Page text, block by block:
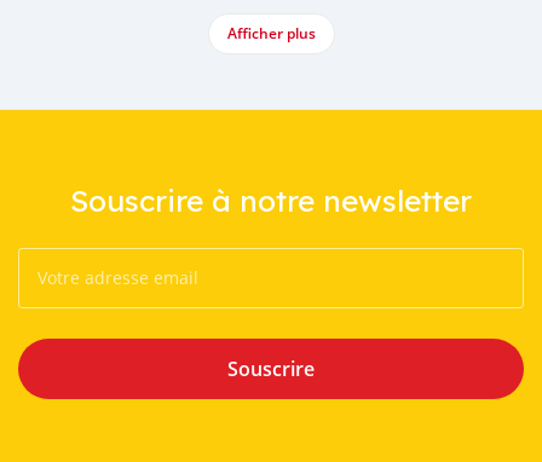
Afficher plus
Souscrire à notre newsletter
Souscrire